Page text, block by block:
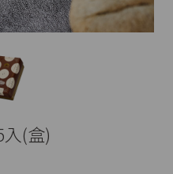
(盒)